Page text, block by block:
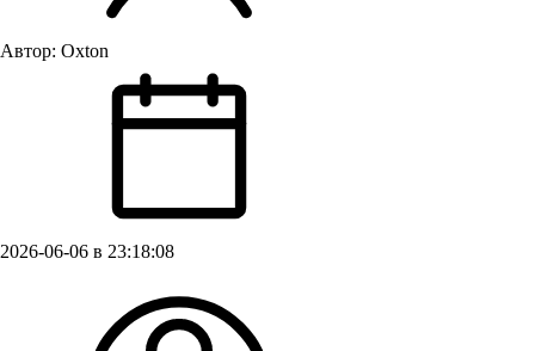
Автор: Oxton
2026-06-06 в 23:18:08